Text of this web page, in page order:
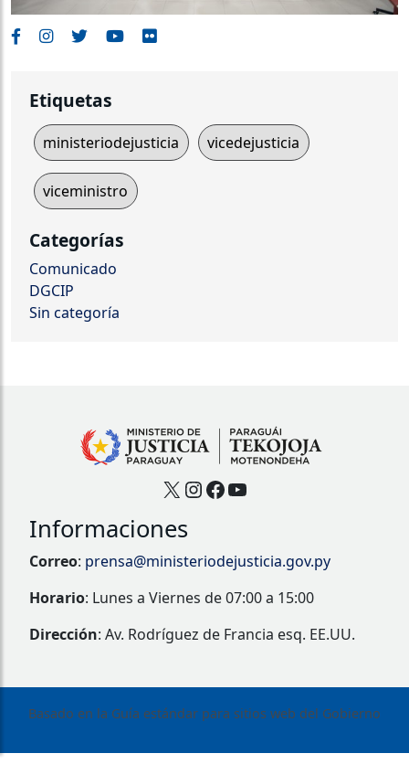
Etiquetas
ministeriodejusticia vicedejusticia
viceministro
Categorías
Comunicado
DGCIP
Sin categoría
X Instagram
Facebook
YouTube
Informaciones
Correo: prensa@ministeriodejusticia.gov.py
Horario: Lunes a Viernes de 07:00 a 15:00
Dirección: Av. Rodríguez de Francia esq. EE.UU.
Basado en la Guía estándar para sitios web del Gobierno